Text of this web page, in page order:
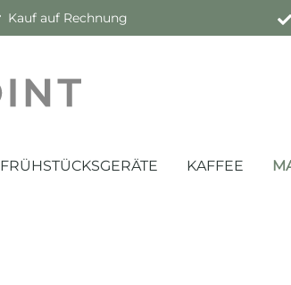
Kauf auf Rechnung
FRÜHSTÜCKSGERÄTE KAFFEE